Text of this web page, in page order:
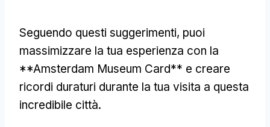
Seguendo questi suggerimenti, puoi
massimizzare la tua esperienza con la
**Amsterdam Museum Card** e creare
ricordi duraturi durante la tua visita a questa
incredibile città.